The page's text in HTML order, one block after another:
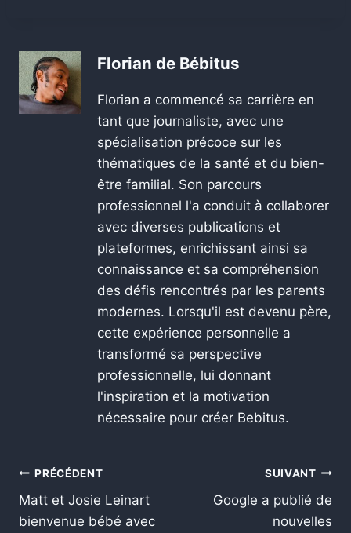
Florian de Bébitus
Florian a commencé sa carrière en
tant que journaliste, avec une
spécialisation précoce sur les
thématiques de la santé et du bien-
être familial. Son parcours
professionnel l'a conduit à collaborer
avec diverses publications et
plateformes, enrichissant ainsi sa
connaissance et sa compréhension
des défis rencontrés par les parents
modernes. Lorsqu'il est devenu père,
cette expérience personnelle a
transformé sa perspective
professionnelle, lui donnant
l'inspiration et la motivation
nécessaire pour créer Bebitus.
PRÉCÉDENT
Matt et Josie Leinart
bienvenue bébé avec
SUIVANT
Google a publié de
nouvelles